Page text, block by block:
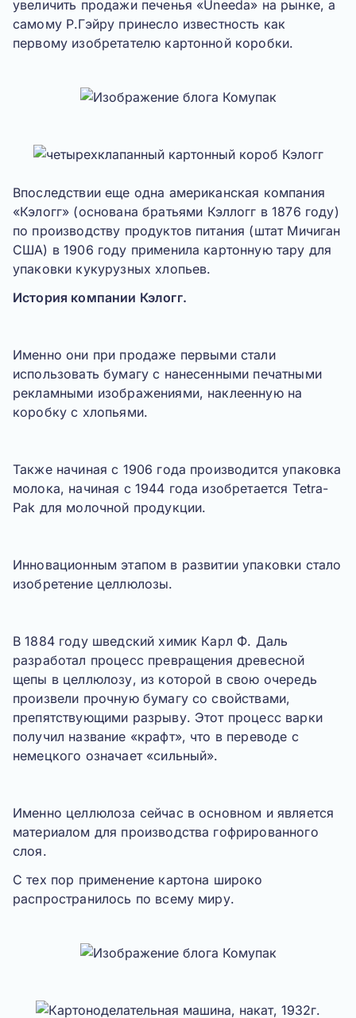
увеличить продажи печенья «Uneeda» на рынке, а
самому Р.Гэйру принесло известность как
первому изобретателю картонной коробки.
Впоследствии еще одна американская компания
«Кэлогг» (основана братьями Кэллогг в 1876 году)
по производству продуктов питания (штат Мичиган
США) в 1906 году применила картонную тару для
упаковки кукурузных хлопьев.
История компании Кэлогг.
Именно они при продаже первыми стали
использовать бумагу с нанесенными печатными
рекламными изображениями, наклеенную на
коробку с хлопьями.
Также начиная с 1906 года производится упаковка
молока, начиная с 1944 года изобретается Tetra-
Pak для молочной продукции.
Инновационным этапом в развитии упаковки стало
изобретение целлюлозы.
В 1884 году шведский химик Карл Ф. Даль
разработал процесс превращения древесной
щепы в целлюлозу, из которой в свою очередь
произвели прочную бумагу со свойствами,
препятствующими разрыву. Этот процесс варки
получил название «крафт», что в переводе с
немецкого означает «сильный».
Именно целлюлоза сейчас в основном и является
материалом для производства гофрированного
слоя.
С тех пор применение картона широко
распространилось по всему миру.